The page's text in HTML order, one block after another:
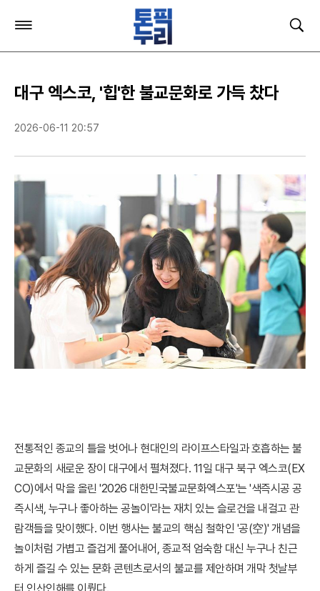
검
주
스
메
펼
기
대구 엑스코, '힙'한 불교문화로 가득 찼다
2026-06-11 20:57
전통적인 종교의 틀을 벗어나 현대인의 라이프스타일과 호흡하는 불
교문화의 새로운 장이 대구에서 펼쳐졌다. 11일 대구 북구 엑스코(EX
CO)에서 막을 올린 '2026 대한민국불교문화엑스포'는 '색즉시공 공
즉시색, 누구나 좋아하는 공놀이'라는 재치 있는 슬로건을 내걸고 관
람객들을 맞이했다. 이번 행사는 불교의 핵심 철학인 '공(空)' 개념을
놀이처럼 가볍고 즐겁게 풀어내어, 종교적 엄숙함 대신 누구나 친근
하게 즐길 수 있는 문화 콘텐츠로서의 불교를 제안하며 개막 첫날부